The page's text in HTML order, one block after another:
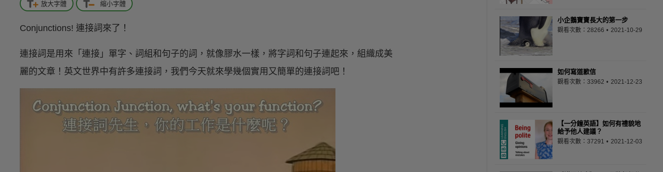
放大字體 縮小字體
Conjunctions! 連接詞來了！
連接詞是用來「連接」單字、詞組和句子的詞，就像膠水一樣，將字詞和句子連起來，組織成美
麗的文章！英文世界中有許多連接詞，我們今天就來學幾個實用又簡單的連接詞吧！
小企鵝寶寶長大的第一步
觀看次數：28266 2021-10-29
如何寫道歉信
觀看次數：33962 2021-12-23
【一分鐘英語】如何有禮貌地
給予他人建議？
觀看次數：37291 2021-12-03